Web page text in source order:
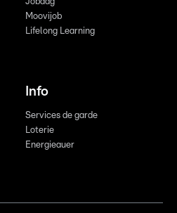
Moovijob
Lifelong Learning
Info
Services de garde
Loterie
Energieauer